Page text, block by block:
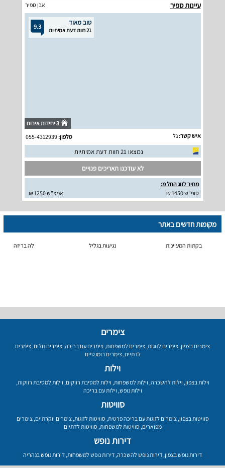
עיינות ספיר אבן ספיר
9.3 טוב מאוד
21 חוות דעת אמיתיות
3 יחידות אירוח
איש קשר:גל טלפון:055-4312939
נמצאו 21 חוות דעת אמיתיות
לא עודכנו תאריכים פנויים
מחיר לזוג החל מ:
סופ"ש 1450 ₪
אמצ"ש 1250 ₪
מקומות חדשים באתר
בקתות המעיינות נגיעות בגליל לה בריזה
צימרים
צימרים בצפון, צימרים לזוגות, צימרים למשפחות, צימרים עם בריכה, צימרים זולים, צימרים
לדתיים,צימרים רומנטיים
וילות
וילות בצפון, וילות להשכרה, וילות למשפחות, וילות למסיבת רווקים, וילות למסיבת רווקות,
וילות נופש, וילות עם בריכה
סוויטות
סוויטות בצפון,צימרים לזוגות עם בריכה פרטית,סוויטות לזוגות,צימרים יוקרתיים,צימרים
מפוארים,סוויטות למשפחות,סוויטות לדתיים
דירות נופש
דירות נופש בצפון, דירות נופש להשכרה, דירות נופש למשפחות, דירות נופש בנהריה